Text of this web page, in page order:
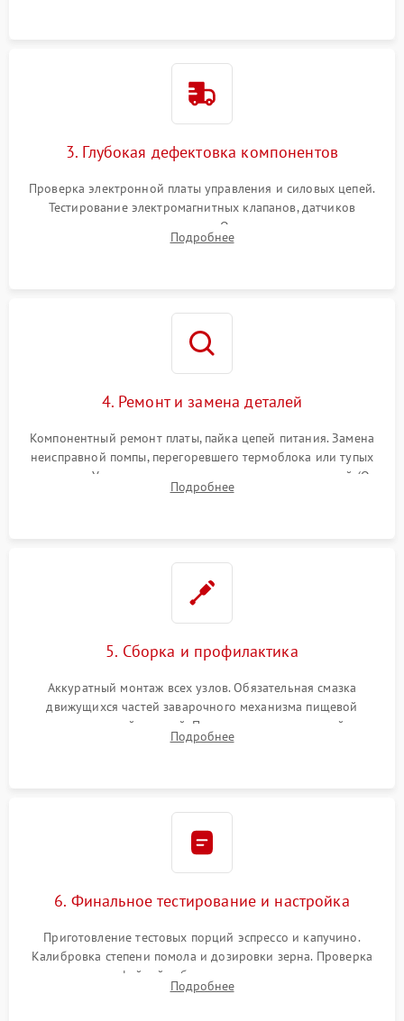
3. Глубокая дефектовка компонентов
Проверка электронной платы управления и силовых цепей.
Тестирование электромагнитных клапанов, датчиков
температуры и расходомера. Оценка степени износа
жерновов кофемолки, уплотнительных колец гидросистемы
Подробнее
4. Ремонт и замена деталей
Компонентный ремонт платы, пайка цепей питания. Замена
неисправной помпы, перегоревшего термоблока или тупых
жерновов. Установка новых силиконовых уплотнителей (O-
ring) и тефлоновых трубок для надежного устранения
Подробнее
5. Сборка и профилактика
Аккуратный монтаж всех узлов. Обязательная смазка
движущихся частей заварочного механизма пищевой
силиконовой смазкой. Проведение программной
декальцинации и очистки системы от кофейных масел.
Подробнее
6. Финальное тестирование и настройка
Приготовление тестовых порций эспрессо и капучино.
Калибровка степени помола и дозировки зерна. Проверка
плотности кофейной таблетки, температуры напитка и
качества молочной пены. Контроль отсутствия посторонних
Подробнее